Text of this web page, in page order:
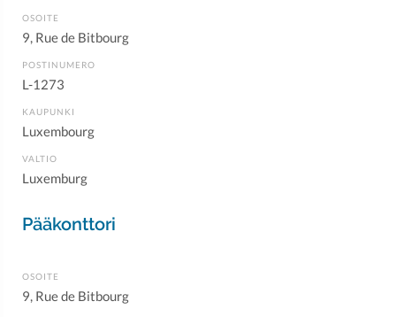
OSOITE
9, Rue de Bitbourg
POSTINUMERO
L-1273
KAUPUNKI
Luxembourg
VALTIO
Luxemburg
Pääkonttori
OSOITE
9, Rue de Bitbourg